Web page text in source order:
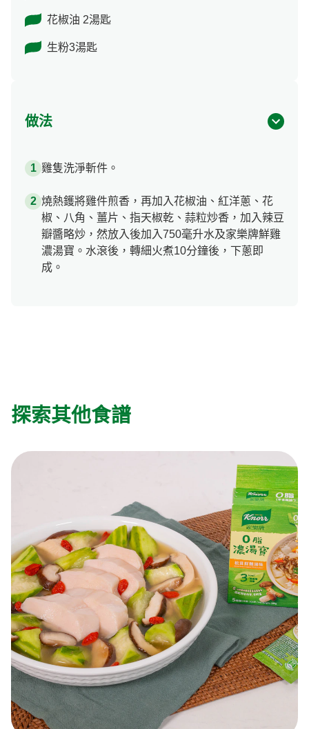
花椒油 2湯匙
生粉3湯匙
做法
雞隻洗淨斬件。
燒熱鑊將雞件煎香，再加入花椒油、紅洋蔥、花
椒、八角、薑片、指天椒乾、蒜粒炒香，加入辣豆
瓣醬略炒，然放入後加入750毫升水及家樂牌鮮雞
濃湯寶。水滾後，轉細火煮10分鐘後，下蔥即
成。
探索其他食譜